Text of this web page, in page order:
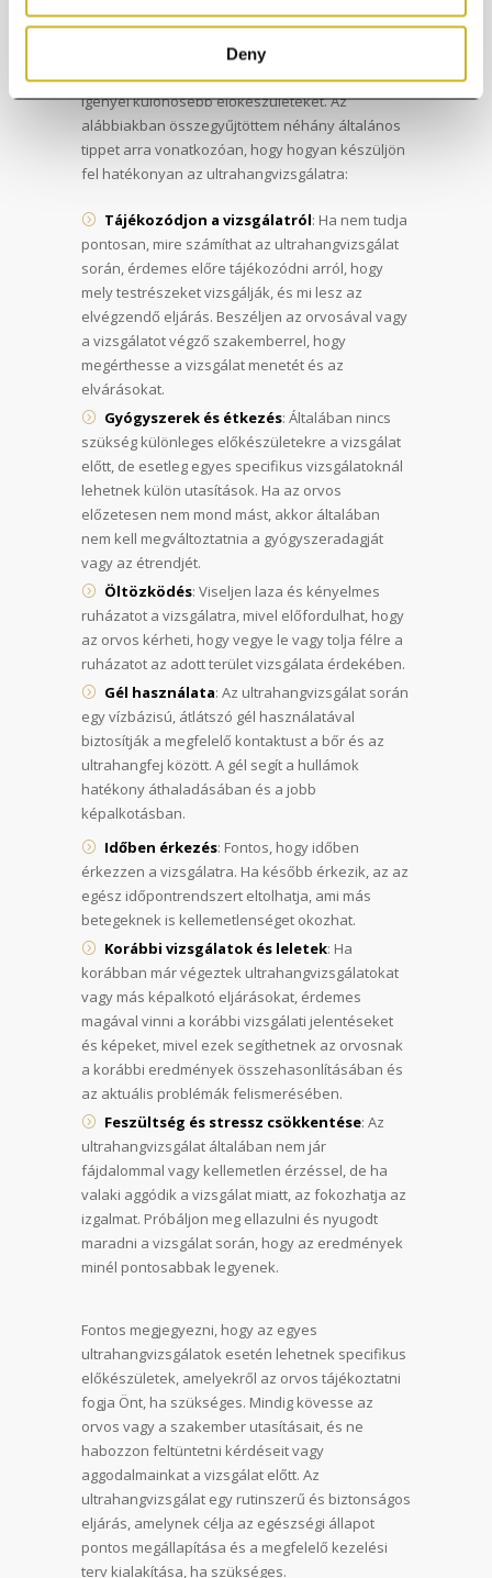
Deny
ultrahangvizsgálatra?
Az ultrahangvizsgálat egy nem invazív és
fájdalommentes eljárás, így általában nem
igényel különösebb előkészületeket. Az
alábbiakban összegyűjtöttem néhány általános
tippet arra vonatkozóan, hogy hogyan készüljön
fel hatékonyan az ultrahangvizsgálatra:
Tájékozódjon a vizsgálatról: Ha nem tudja
pontosan, mire számíthat az ultrahangvizsgálat
során, érdemes előre tájékozódni arról, hogy
mely testrészeket vizsgálják, és mi lesz az
elvégzendő eljárás. Beszéljen az orvosával vagy
a vizsgálatot végző szakemberrel, hogy
megérthesse a vizsgálat menetét és az
elvárásokat.
Gyógyszerek és étkezés: Általában nincs
szükség különleges előkészületekre a vizsgálat
előtt, de esetleg egyes specifikus vizsgálatoknál
lehetnek külön utasítások. Ha az orvos
előzetesen nem mond mást, akkor általában
nem kell megváltoztatnia a gyógyszeradagját
vagy az étrendjét.
Öltözködés: Viseljen laza és kényelmes
ruházatot a vizsgálatra, mivel előfordulhat, hogy
az orvos kérheti, hogy vegye le vagy tolja félre a
ruházatot az adott terület vizsgálata érdekében.
Gél használata: Az ultrahangvizsgálat során
egy vízbázisú, átlátszó gél használatával
biztosítják a megfelelő kontaktust a bőr és az
ultrahangfej között. A gél segít a hullámok
hatékony áthaladásában és a jobb
képalkotásban.
Időben érkezés: Fontos, hogy időben
érkezzen a vizsgálatra. Ha később érkezik, az az
egész időpontrendszert eltolhatja, ami más
betegeknek is kellemetlenséget okozhat.
Korábbi vizsgálatok és leletek: Ha
korábban már végeztek ultrahangvizsgálatokat
vagy más képalkotó eljárásokat, érdemes
magával vinni a korábbi vizsgálati jelentéseket
és képeket, mivel ezek segíthetnek az orvosnak
a korábbi eredmények összehasonlításában és
az aktuális problémák felismerésében.
Feszültség és stressz csökkentése: Az
ultrahangvizsgálat általában nem jár
fájdalommal vagy kellemetlen érzéssel, de ha
valaki aggódik a vizsgálat miatt, az fokozhatja az
izgalmat. Próbáljon meg ellazulni és nyugodt
maradni a vizsgálat során, hogy az eredmények
minél pontosabbak legyenek.
Fontos megjegyezni, hogy az egyes
ultrahangvizsgálatok esetén lehetnek specifikus
előkészületek, amelyekről az orvos tájékoztatni
fogja Önt, ha szükséges. Mindig kövesse az
orvos vagy a szakember utasításait, és ne
habozzon feltüntetni kérdéseit vagy
aggodalmainkat a vizsgálat előtt. Az
ultrahangvizsgálat egy rutinszerű és biztonságos
eljárás, amelynek célja az egészségi állapot
pontos megállapítása és a megfelelő kezelési
terv kialakítása, ha szükséges.